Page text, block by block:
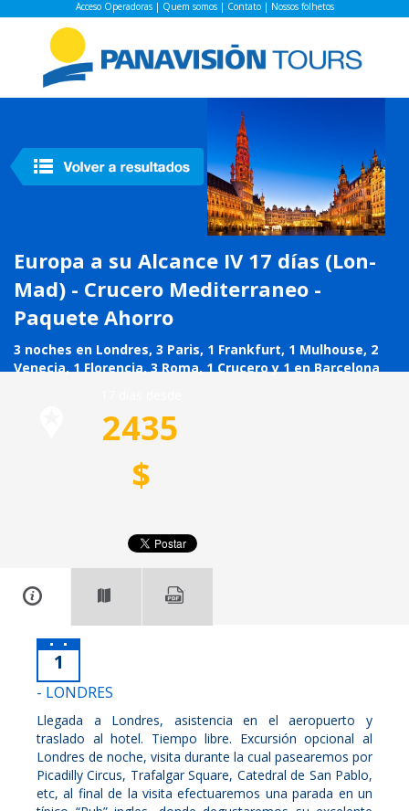
Acceso Operadoras| Quem somos| Contato| Nossos folhetos
Europa a su Alcance IV 17 días (Lon-
Mad) - Crucero Mediterraneo -
Paquete Ahorro
3 noches en Londres, 3 Paris, 1 Frankfurt, 1 Mulhouse, 2
Venecia, 1 Florencia, 3 Roma, 1 Crucero y 1 en Barcelona
2435
$
1
- LONDRES
Llegada a Londres, asistencia en el aeropuerto y
traslado al hotel. Tiempo libre. Excursión opcional al
Londres de noche, visita durante la cual pasearemos por
Picadilly Circus, Trafalgar Square, Catedral de San Pablo,
etc, al final de la visita efectuaremos una parada en un